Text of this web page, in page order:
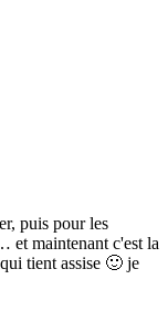
puis pour les
et maintenant c'est la
tient assise 🙂 je